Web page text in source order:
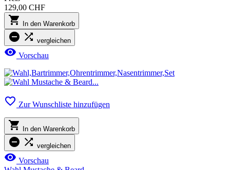
129,00 CHF
 In den Warenkorb
  vergleichen
 Vorschau
 Zur Wunschliste hinzufügen
 In den Warenkorb
  vergleichen
 Vorschau